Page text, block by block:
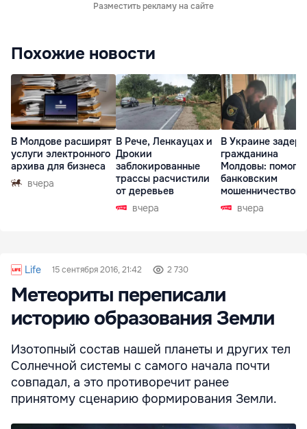
Разместить рекламу на сайте
Похожие новости
В Молдове расширят
услуги электронного
архива для бизнеса
вчера
В Рече, Ленкауцах и
Дрокии
заблокированные
трассы расчистили
от деревьев
вчера
В Украине
гражданина
Молдовы:
банковским
мошенничеством
Чехиивчера
Life 15 сентября 2016, 21:42 2 730
Метеориты переписали
историю образования Земли
Изотопный состав нашей планеты и других тел
Солнечной системы с самого начала почти
совпадал, а это противоречит ранее
принятому сценарию формирования Земли.